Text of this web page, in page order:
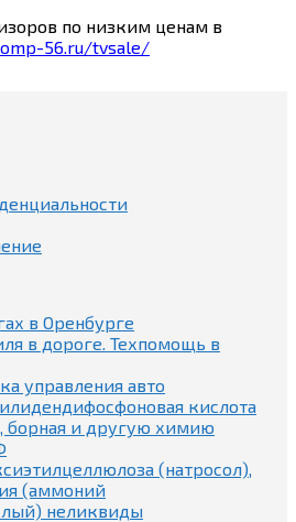
по низким ценам в
56.ru/tvsale/
в Оренбурге
в дороге. Техпомощь в
управления авто
кислота
борная и другую химию
(натросол),
(аммоний
неликвиды